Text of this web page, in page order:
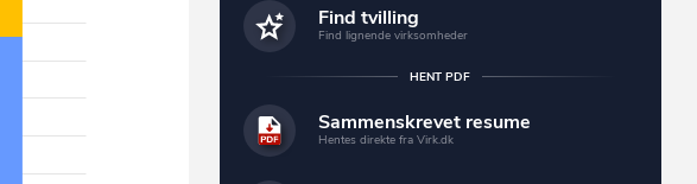
Find tvilling
Find lignende virksomheder
HENT PDF
Sammenskrevet resume
Hentes direkte fra Virk.dk